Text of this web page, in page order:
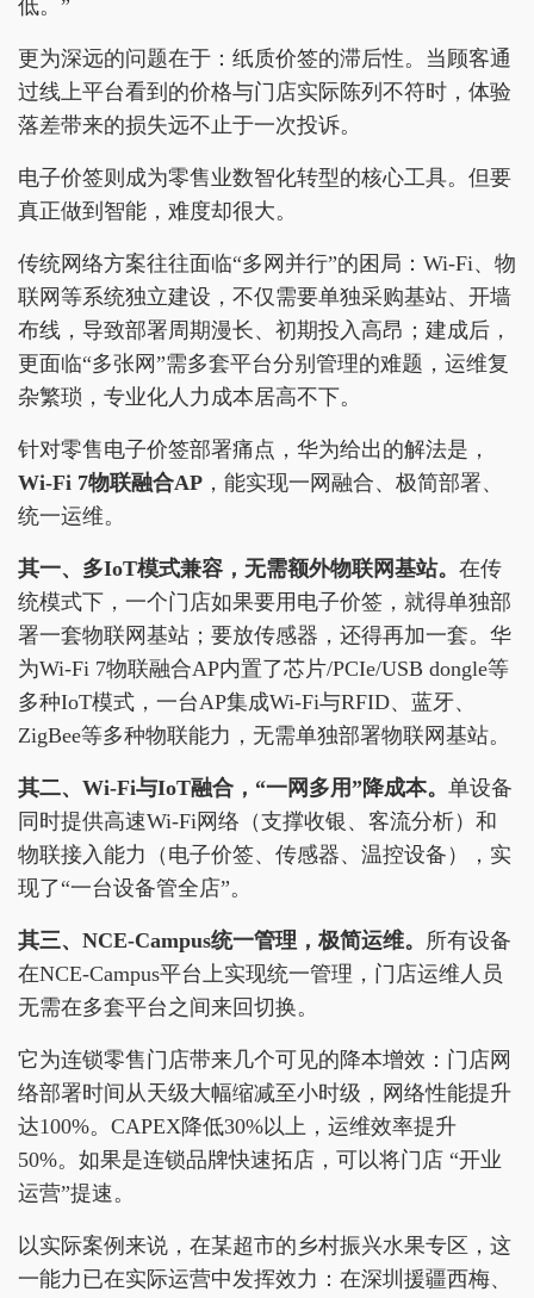
低。”
更为深远的问题在于：纸质价签的滞后性。当顾客通
过线上平台看到的价格与门店实际陈列不符时，体验
落差带来的损失远不止于一次投诉。
电子价签则成为零售业数智化转型的核心工具。但要
真正做到智能，难度却很大。
传统网络方案往往面临“多网并行”的困局：Wi-Fi、物
联网等系统独立建设，不仅需要单独采购基站、开墙
布线，导致部署周期漫长、初期投入高昂；建成后，
更面临“多张网”需多套平台分别管理的难题，运维复
杂繁琐，专业化人力成本居高不下。
针对零售电子价签部署痛点，华为给出的解法是，
Wi-Fi 7物联融合AP ，能实现一网融合、极简部署、
统一运维。
其一、多IoT模式兼容，无需额外物联网基站。 在传
统模式下，一个门店如果要用电子价签，就得单独部
署一套物联网基站；要放传感器，还得再加一套。华
为Wi-Fi 7物联融合AP内置了芯片/PCIe/USB dongle等
多种IoT模式，一台AP集成Wi-Fi与RFID、蓝牙、
ZigBee等多种物联能力，无需单独部署物联网基站。
其二、Wi-Fi与IoT融合，“一网多用”降成本。 单设备
同时提供高速Wi-Fi网络（支撑收银、客流分析）和
物联接入能力（电子价签、传感器、温控设备），实
现了“一台设备管全店”。
其三、NCE-Campus统一管理，极简运维。 所有设备
在NCE-Campus平台上实现统一管理，门店运维人员
无需在多套平台之间来回切换。
它为连锁零售门店带来几个可见的降本增效：门店网
络部署时间从天级大幅缩减至小时级，网络性能提升
达100%。CAPEX降低30%以上，运维效率提升
50%。如果是连锁品牌快速拓店，可以将门店 “开业
运营”提速。
以实际案例来说，在某超市的乡村振兴水果专区，这
一能力已在实际运营中发挥效力：在深圳援疆西梅、